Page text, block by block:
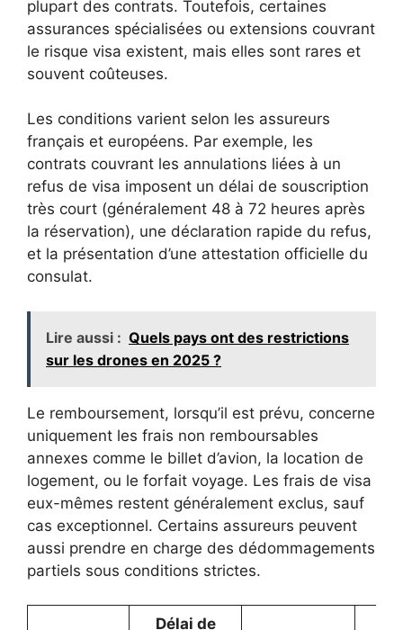
plupart des contrats. Toutefois, certaines
assurances spécialisées ou extensions couvrant
le risque visa existent, mais elles sont rares et
souvent coûteuses.
Les conditions varient selon les assureurs
français et européens. Par exemple, les
contrats couvrant les annulations liées à un
refus de visa imposent un délai de souscription
très court (généralement 48 à 72 heures après
la réservation), une déclaration rapide du refus,
et la présentation d’une attestation officielle du
consulat.
Lire aussi : Quels pays ont des restrictions
sur les drones en 2025 ?
Le remboursement, lorsqu’il est prévu, concerne
uniquement les frais non remboursables
annexes comme le billet d’avion, la location de
logement, ou le forfait voyage. Les frais de visa
eux-mêmes restent généralement exclus, sauf
cas exceptionnel. Certains assureurs peuvent
aussi prendre en charge des dédommagements
partiels sous conditions strictes.
Délai de